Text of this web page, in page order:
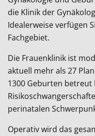
die Klinik der
Idealerweise verfügen
Fachgebiet.
Die Frauenklinik ist
aktuell mehr als 27
1300 Geburten betreut
perinatalen
Operativ wird das